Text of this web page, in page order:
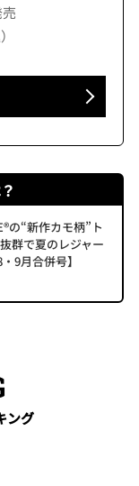
の“新作カモ柄”ト
群で夏のレジャー
9月合併号】
ング